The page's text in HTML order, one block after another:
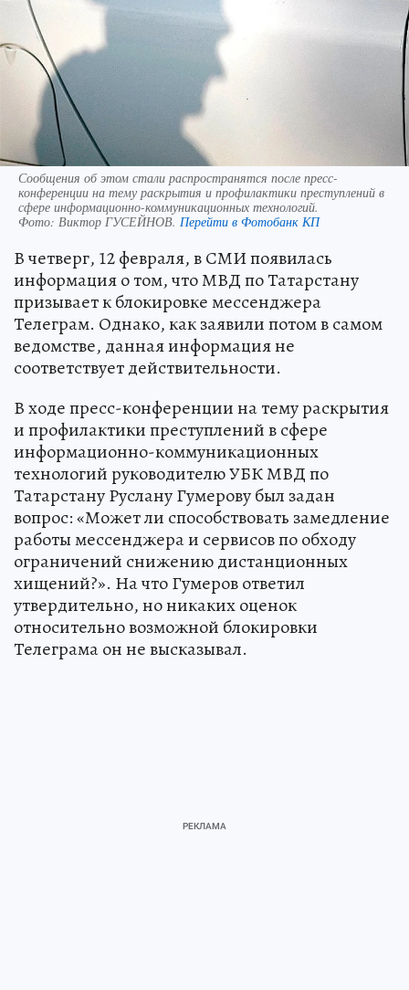
Сообщения об этом стали распространятся после пресс-
конференции на тему раскрытия и профилактики преступлений в
сфере информационно-коммуникационных технологий.
Фото: Виктор ГУСЕЙНОВ. Перейти в Фотобанк КП
В четверг, 12 февраля, в СМИ появилась
информация о том, что МВД по Татарстану
призывает к блокировке мессенджера
Телеграм. Однако, как заявили потом в самом
ведомстве, данная информация не
соответствует действительности.
В ходе пресс-конференции на тему раскрытия
и профилактики преступлений в сфере
информационно-коммуникационных
технологий руководителю УБК МВД по
Татарстану Руслану Гумерову был задан
вопрос: «Может ли способствовать замедление
работы мессенджера и сервисов по обходу
ограничений снижению дистанционных
хищений?». На что Гумеров ответил
утвердительно, но никаких оценок
относительно возможной блокировки
Телеграма он не высказывал.